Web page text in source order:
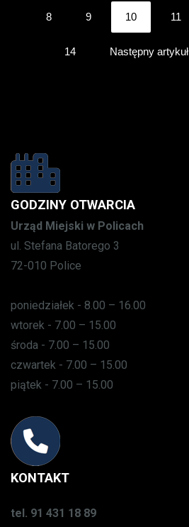
8 9 10 11
14 Następny artykuł
GODZINY OTWARCIA
Urząd Miejski w Policach
ul. Stefana Batorego 3
72-010 Police
poniedziałek - 8.00 – 16.00
wtorek - 7.00 – 15.00
środa - 7.00 – 15.00
czwartek - 7.00 – 15.00
piątek - 7.00 – 15.00
KONTAKT
tel. 91 431 18 89